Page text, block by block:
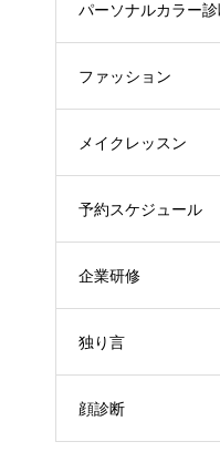
パーソナルカラー
ファッション
メイクレッスン
予約スケジュール
企業研修
独り言
顔診断